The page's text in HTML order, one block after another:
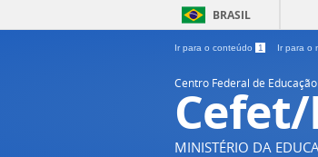
BRASIL
Ir para o conteúdo 1 Ir para o
Centro Federal de
Cefet/
MINISTÉRIO DA